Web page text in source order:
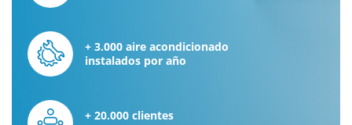
+ 3.000 aire acondicionado
instalados por año
+ 20.000 clientes